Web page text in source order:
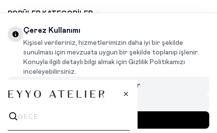
POPÜLER KATEGORİLER
DEĞİŞİM VE İADE TALEBİ
KARIYER
INSTAGRAM
Çerez Kullanımı
Kişisel verileriniz, hizmetlerimizin daha iyi bir şekilde
sunulması için mevzuata uygun bir şekilde toplanıp işlenir.
Konuyla ilgili detaylı bilgi almak için Gizlilik Politikamızı
inceleyebilirsiniz.
Çerezleri Özelleştir